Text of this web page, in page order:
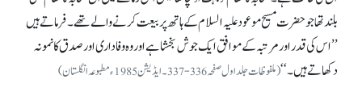
بلند تھا جو حضرت مسیح موعود علیہ السلام کے ہاتھ پر بیعت کرنے والے تھے۔ فرماتے ہیں
’’اس کی قدر اور مرتبہ کے موافق ایک جوش بخشا ہے اور وہ وفا داری اور صدق کا نمونہ
دکھاتے ہیں۔‘‘(ملفوظات جلد اول صفحہ 336-337۔ ایڈیشن 1985ء مطبوعہ انگلستان)